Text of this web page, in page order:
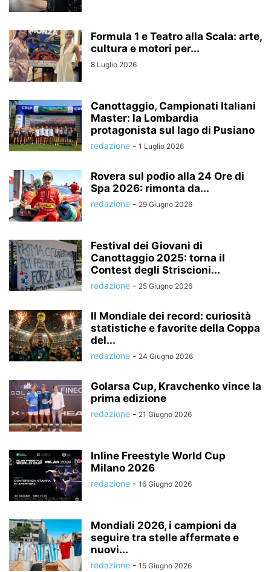
Formula 1 e Teatro alla Scala: arte,
cultura e motori per...
8 Luglio 2026
Canottaggio, Campionati Italiani
Master: la Lombardia
protagonista sul lago di Pusiano
redazione - 1 Luglio 2026
Rovera sul podio alla 24 Ore di
Spa 2026: rimonta da...
redazione - 29 Giugno 2026
Festival dei Giovani di
Canottaggio 2025: torna il
Contest degli Striscioni...
redazione - 25 Giugno 2026
Il Mondiale dei record: curiosità
statistiche e favorite della Coppa
del...
redazione - 24 Giugno 2026
Golarsa Cup, Kravchenko vince la
prima edizione
redazione - 21 Giugno 2026
Inline Freestyle World Cup
Milano 2026
redazione - 16 Giugno 2026
Mondiali 2026, i campioni da
seguire tra stelle affermate e
nuovi...
redazione - 15 Giugno 2026